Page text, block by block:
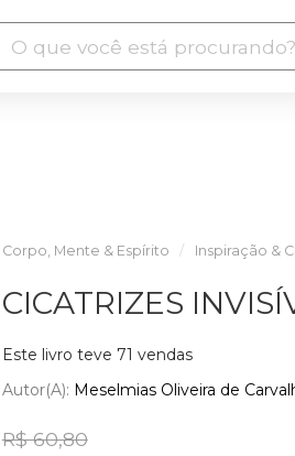
Corpo, Mente & Espírito Inspiração &
CICATRIZES
Este livro teve 71 vendas
Autor(a): Meselmias Oliveira de
R$ 60,80